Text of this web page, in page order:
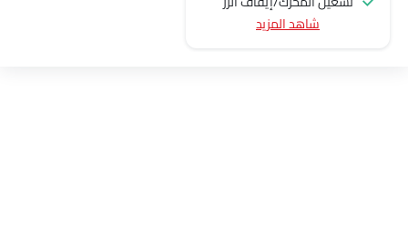
منفذ الطاقة الملحق
شاهد المزيد